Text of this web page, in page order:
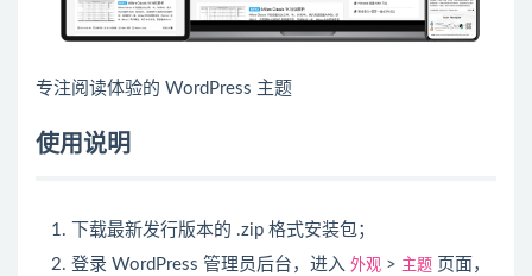
专注阅读体验的 WordPress 主题
使用说明
下载最新发行版本的 .zip 格式安装包；
登录 WordPress 管理员后台，进入 外观 > 主题 页面，